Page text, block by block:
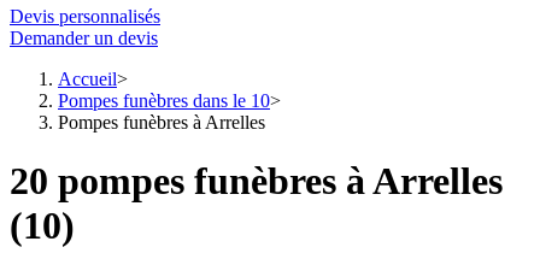
Devis personnalisés
Demander un devis
Accueil
Pompes funèbres dans le 10
Pompes funèbres à Arrelles
20 pompes funèbres à Arrelles
(10)